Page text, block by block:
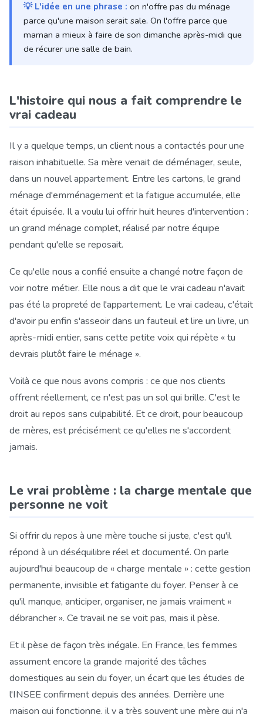
💡 L'idée en une phrase : on n'offre pas du ménage
parce qu'une maison serait sale. On l'offre parce que
maman a mieux à faire de son dimanche après-midi que
de récurer une salle de bain.
L'histoire qui nous a fait comprendre le
vrai cadeau
Il y a quelque temps, un client nous a contactés pour une
raison inhabituelle. Sa mère venait de déménager, seule,
dans un nouvel appartement. Entre les cartons, le grand
ménage d'emménagement et la fatigue accumulée, elle
était épuisée. Il a voulu lui offrir huit heures d'intervention :
un grand ménage complet, réalisé par notre équipe
pendant qu'elle se reposait.
Ce qu'elle nous a confié ensuite a changé notre façon de
voir notre métier. Elle nous a dit que le vrai cadeau n'avait
pas été la propreté de l'appartement. Le vrai cadeau, c'était
d'avoir pu enfin s'asseoir dans un fauteuil et lire un livre, un
après-midi entier, sans cette petite voix qui répète « tu
devrais plutôt faire le ménage ».
Voilà ce que nous avons compris : ce que nos clients
offrent réellement, ce n'est pas un sol qui brille. C'est le
droit au repos sans culpabilité. Et ce droit, pour beaucoup
de mères, est précisément ce qu'elles ne s'accordent
jamais.
Le vrai problème : la charge mentale que
personne ne voit
Si offrir du repos à une mère touche si juste, c'est qu'il
répond à un déséquilibre réel et documenté. On parle
aujourd'hui beaucoup de « charge mentale » : cette gestion
permanente, invisible et fatigante du foyer. Penser à ce
qu'il manque, anticiper, organiser, ne jamais vraiment «
débrancher ». Ce travail ne se voit pas, mais il pèse.
Et il pèse de façon très inégale. En France, les femmes
assument encore la grande majorité des tâches
domestiques au sein du foyer, un écart que les études de
l'INSEE confirment depuis des années. Derrière une
maison qui fonctionne, il y a très souvent une mère qui n'a